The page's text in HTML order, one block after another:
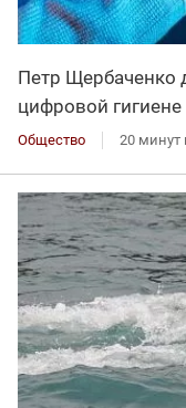
Петр Щербаченко
цифровой гигиене
Общество 20 минут